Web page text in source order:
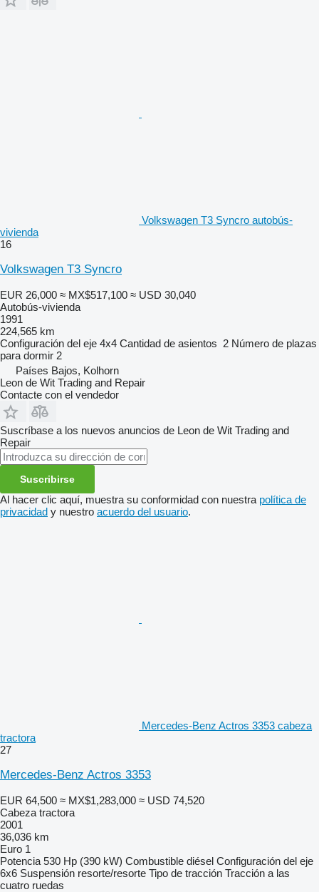
Volkswagen T3 Syncro autobús-
vivienda
16
Volkswagen T3 Syncro
EUR 26,000 ≈ MX$517,100 ≈ USD 30,040
Autobús-vivienda
1991
224,565 km
Configuración del eje 4x4 Cantidad de asientos 2 Número de plazas
para dormir 2
Países Bajos, Kolhorn
Leon de Wit Trading and Repair
Contacte con el vendedor
Suscríbase a los nuevos anuncios de Leon de Wit Trading and
Repair
Suscribirse
Al hacer clic aquí, muestra su conformidad con nuestra política de
privacidad y nuestro acuerdo del usuario.
Mercedes-Benz Actros 3353 cabeza
tractora
27
Mercedes-Benz Actros 3353
EUR 64,500 ≈ MX$1,283,000 ≈ USD 74,520
Cabeza tractora
2001
36,036 km
Euro 1
Potencia 530 Hp (390 kW) Combustible diésel Configuración del eje
6x6 Suspensión resorte/resorte Tipo de tracción Tracción a las
cuatro ruedas